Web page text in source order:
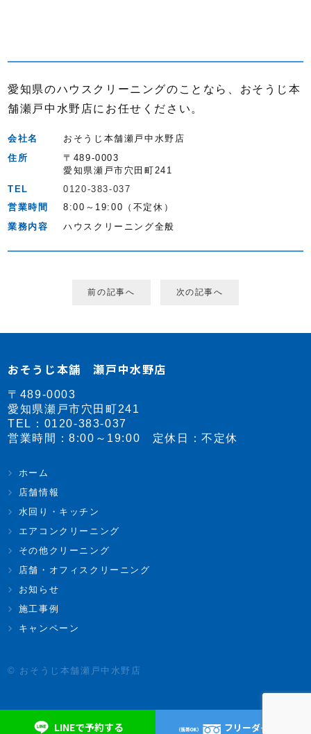
愛知県のハウスクリーニングのことなら、おそうじ本
舗瀬戸中水野店にお任せください。
会社名
おそうじ本舗瀬戸中水野店
住所
〒489-0003
愛知県瀬戸市穴田町241
TEL
0120-383-037
営業時間
8:00～19:00（不定休）
業務内容
ハウスクリーニング全般
前の記事へ 次の記事へ
おそうじ本舗 瀬戸中水野店
〒489-0003
愛知県瀬戸市穴田町241
TEL： 0120-383-037
営業時間：8:00～19:00 定休日：不定休
ホーム
店舗情報
水回り・キッチン
エアコンクリーニング
その他クリーニング
店舗・オフィスクリーニング
お知らせ
施工事例
キャンペーン
© おそうじ本舗瀬戸中水野店
LINEで予約する フリーダイヤル